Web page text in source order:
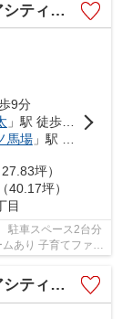
崎L号棟
9分
」駅 徒歩6分
馬場」駅 徒歩21分
坪）
40.17坪）
目
車スペース2台分
あり 子育てファミ
M号棟